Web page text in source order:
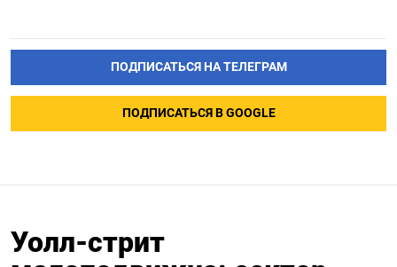
ПОДПИСАТЬСЯ НА ТЕЛЕГРАМ
ПОДПИСАТЬСЯ В GOOGLE
Уолл-стрит